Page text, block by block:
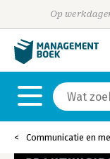
Op
Communicatie en